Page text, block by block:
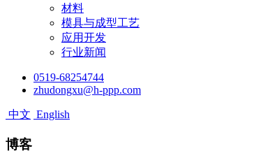
材料
模具与成型工艺
应用开发
行业新闻
0519-68254744
zhudongxu@h-ppp.com
中文 English
博客